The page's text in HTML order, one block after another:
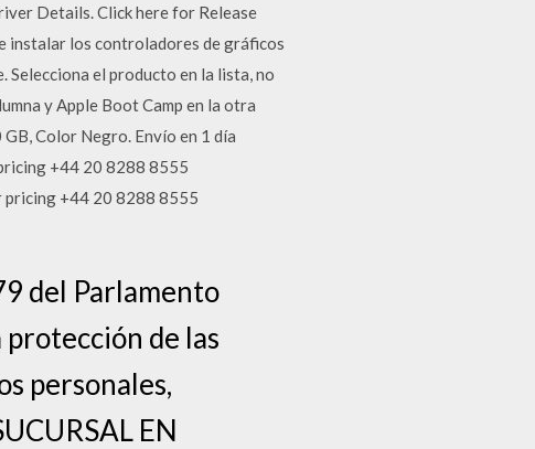
Details. Click here for Release
instalar los controladores de gráficos
Selecciona el producto en la lista, no
y Apple Boot Camp en la otra
Color Negro. Envío en 1 día
+44 20 8288 8555
pricing +44 20 8288 8555
del Parlamento
de las
personales,
EN